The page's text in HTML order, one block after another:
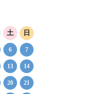
土 日
6 7
13 14
20 21